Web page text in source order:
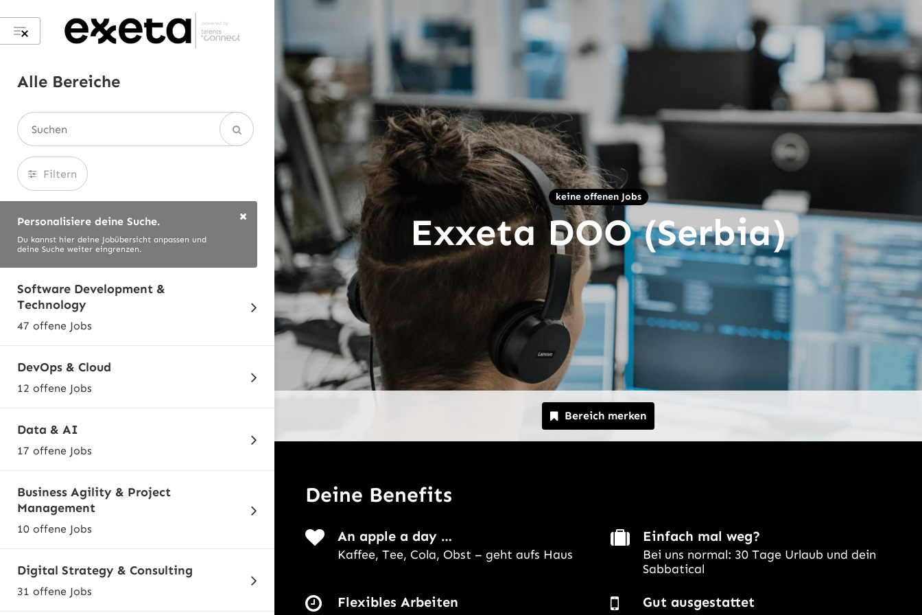
Alle Bereiche
Filtern
Personalisiere deine Suche.
Du kannst hier deine Jobübersicht anpassen und
deine Suche weiter eingrenzen.
Software Development &
Technology
47 offene Jobs
DevOps & Cloud
12 offene Jobs
Data & AI
17 offene Jobs
Business Agility & Project
Management
10 offene Jobs
Digital Strategy & Consulting
31 offene Jobs
keine offenen Jobs
Exxeta DOO (Serbia)
Bereich merken
Deine Benefits
An apple a day …
Kaffee, Tee, Cola, Obst – geht aufs Haus
Einfach mal weg?
Bei uns normal: 30 Tage Urlaub und dein
Sabbatical
Flexibles Arbeiten Gut ausgestattet